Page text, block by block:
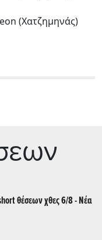
(Χατζημηνάς)
θέσεων χθες 6/8 - Νέα